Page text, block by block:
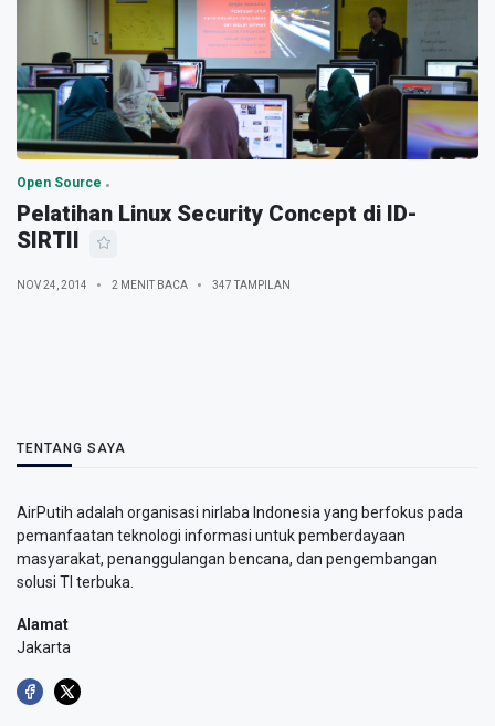
Open Source
Pelatihan Linux Security Concept di ID-
SIRTII
NOV 24, 2014 2 MENIT BACA 347 TAMPILAN
TENTANG SAYA
AirPutih adalah organisasi nirlaba Indonesia yang berfokus pada
pemanfaatan teknologi informasi untuk pemberdayaan
masyarakat, penanggulangan bencana, dan pengembangan
solusi TI terbuka.
Alamat
Jakarta